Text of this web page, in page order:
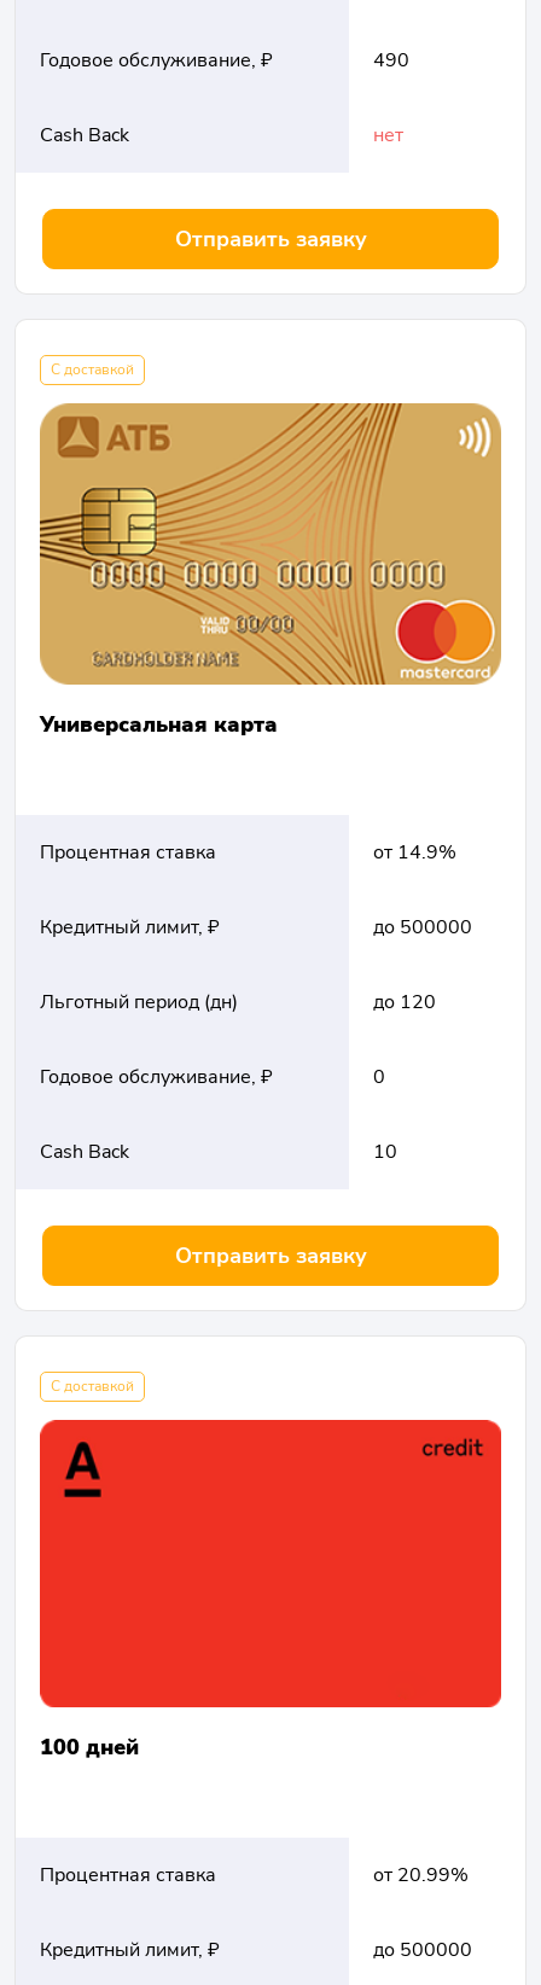
Годовое обслуживание, ₽ 490
Cash Back нет
Отправить заявку
С доставкой
Универсальная карта
Процентная ставка от 14.9%
Кредитный лимит, ₽ до 500000
Льготный период (дн) до 120
Годовое обслуживание, ₽ 0
Cash Back 10
Отправить заявку
С доставкой
100 дней
Процентная ставка от 20.99%
Кредитный лимит, ₽ до 500000